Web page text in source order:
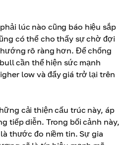
lúc nào cũng báo hiệu sắp
có thể cho thấy sự chờ đợi
rõ ràng hơn. Để chống
cần thể hiện sức mạnh
low và đẩy giá trở lại trên
cải thiện cấu trúc này, áp
tiếp diễn. Trong bối cảnh này,
thước đo niềm tin. Sự gia